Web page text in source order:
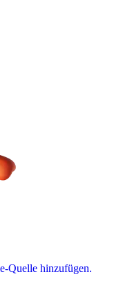
Quelle hinzufügen.